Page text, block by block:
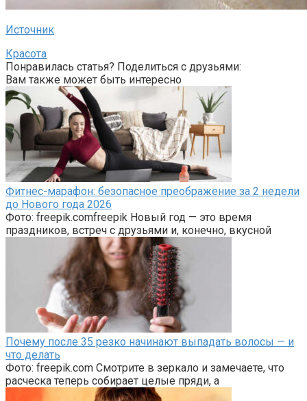
Источник
Красота
Понравилась статья? Поделиться с друзьями:
Вам также может быть интересно
Фитнес-марафон: безопасное преображение за 2 недели
до Нового года 2026
Фото: freepik.comfreepik Новый год — это время
праздников, встреч с друзьями и, конечно, вкусной
Почему после 35 резко начинают выпадать волосы — и
что делать
Фото: freepik.com Смотрите в зеркало и замечаете, что
расческа теперь собирает целые пряди, а